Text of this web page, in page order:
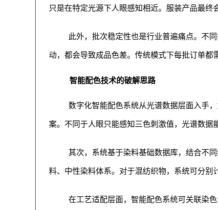
只是在特定光源下人眼感知相近。服装产品最终
此外，批次稳定性也是行业普遍痛点。不
动，都会导致成品色差。传统模式下每批订单都
智能配色技术的破解思路
数字化智能配色系统从光谱数据层面入手
案。不同于人眼只能感知三色刺激值，光谱数据
其次，系统基于染料基础数据库，结合不
料、中性染料体系。对于混纺织物，系统可分别
在工艺适配层面，智能配色系统可关联染